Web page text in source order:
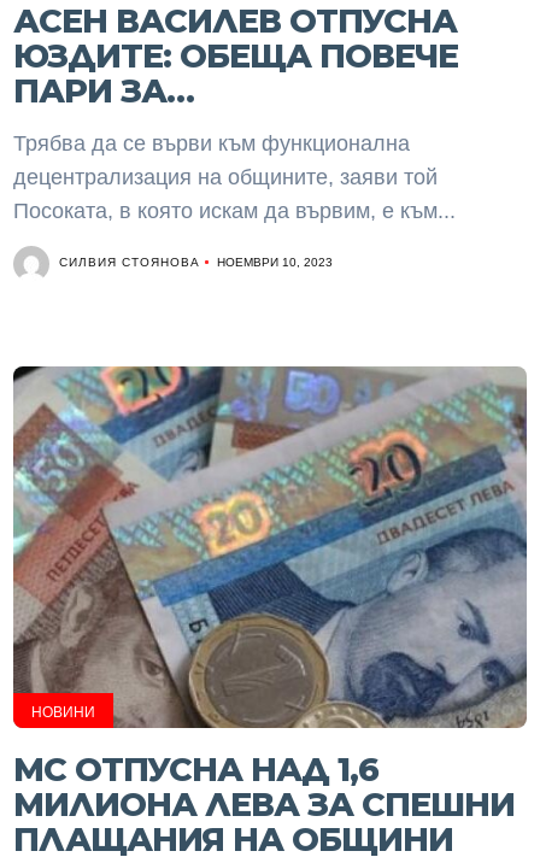
АСЕН ВАСИЛЕВ ОТПУСНА
ЮЗДИТЕ: ОБЕЩА ПОВЕЧЕ
ПАРИ ЗА…
Трябва да се върви към функционална
децентрализация на общините, заяви той
Посоката, в която искам да вървим, е към...
СИЛВИЯ СТОЯНОВА НОЕМВРИ 10, 2023
НОВИНИ
МС ОТПУСНА НАД 1,6
МИЛИОНА ЛЕВА ЗА СПЕШНИ
ПЛАЩАНИЯ НА ОБЩИНИ